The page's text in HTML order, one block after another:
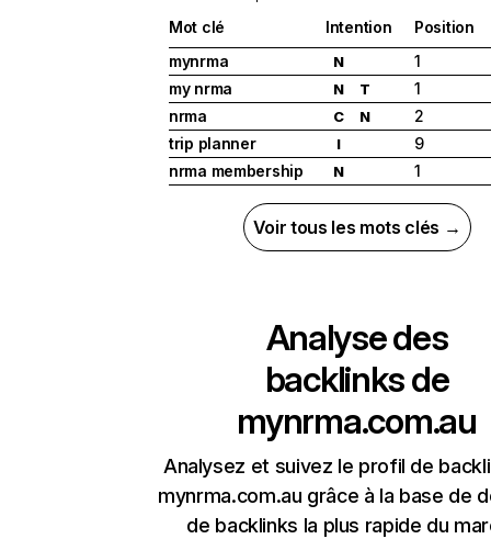
Mot clé Intention
Position
mynrma
N
1
my nrma
N T
1
nrma
C N
2
trip planner
I
9
nrma membership
N 1
Voir tous les mots clés →
Analyse des
backlinks de
mynrma.com.au
Analysez et suivez le profil de
mynrma.com.au grâce à la base de
de backlinks la plus rapide du